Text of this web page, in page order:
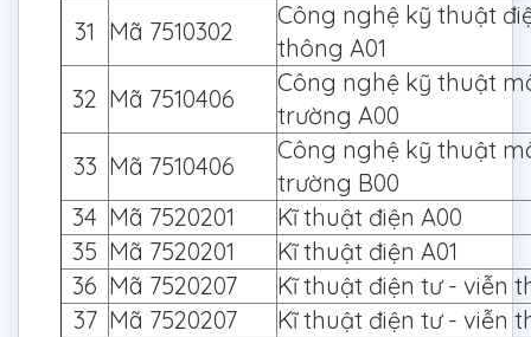
31 Mã 7510302
Công nghệ kỹ thuật
thông A01
32 Mã 7510406
Công nghệ kỹ thuật
trường A00
33 Mã 7510406
Công nghệ kỹ thuật
trường B00
34 Mã 7520201
Kĩ thuật điện A00
35 Mã 7520201
Kĩ thuật điện A01
36 Mã 7520207
Kĩ thuật điện tư - viễn
37 Mã 7520207
Kĩ thuật điện tư - viễn